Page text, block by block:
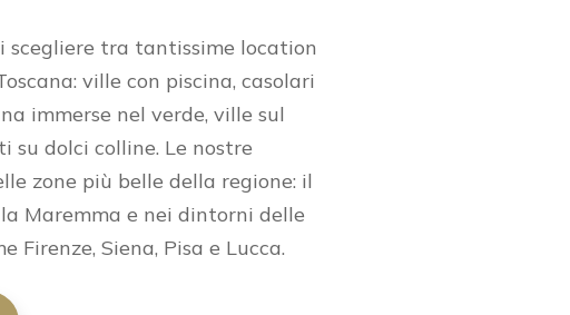
scegliere tra tantissime location
ville con piscina, casolari
immerse nel verde, ville sul
su dolci colline. Le nostre
zone più belle della regione: il
Maremma e nei dintorni delle
Firenze, Siena, Pisa e Lucca.